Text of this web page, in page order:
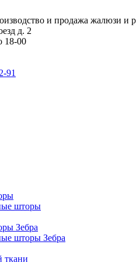
и продажа жалюзи и
д. 2
18-00
91
шторы
Зебра
шторы Зебра
ткани